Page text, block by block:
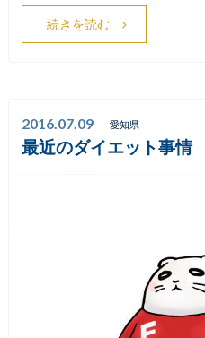
続きを読む
2016.07.09 愛知県
最近のダイエット事情